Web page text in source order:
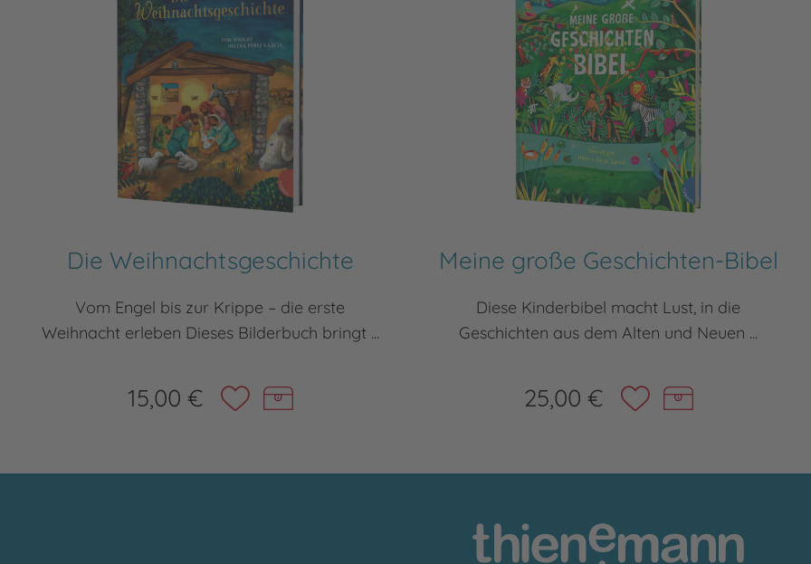
Die Weihnachtsgeschichte
Vom Engel bis zur Krippe – die erste
Weihnacht erleben Dieses Bilderbuch bringt ...
15,00 €
Meine große Geschichten-Bibel
Diese Kinderbibel macht Lust, in die
Geschichten aus dem Alten und Neuen ...
25,00 €